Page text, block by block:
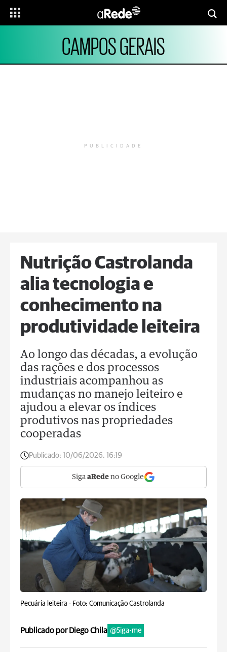
CAMPOS GERAIS
PUBLICIDADE
Nutrição Castrolanda
alia tecnologia e
conhecimento na
produtividade leiteira
Ao longo das décadas, a evolução
das rações e dos processos
industriais acompanhou as
mudanças no manejo leiteiro e
ajudou a elevar os índices
produtivos nas propriedades
cooperadas
Publicado: 10/06/2026, 16:19
Siga aRede no Google
Pecuária leiteira - Foto: Comunicação Castrolanda
Publicado por Diego Chila @Siga-me